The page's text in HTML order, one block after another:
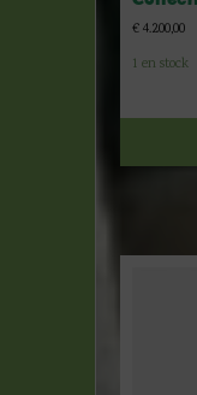
€4.200,00
1 en stock